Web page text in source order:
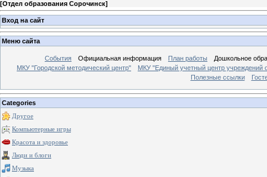
[Отдел образования Сорочинск]
Вход на сайт
Меню сайта
События Официальная информация План работы
Дошкольное
МКУ "Городской методический центр"
МКУ "Единый учетный центр учреждений
Полезные ссылки
Categories
Другое
Компьютерные игры
Красота и здоровье
Люди и блоги
Музыка